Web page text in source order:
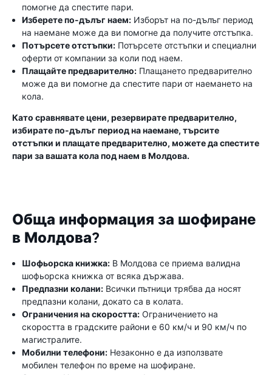
помогне да спестите пари.
Изберете по-дълъг наем: Изборът на по-дълъг период
на наемане може да ви помогне да получите отстъпка.
Потърсете отстъпки: Потърсете отстъпки и специални
оферти от компании за коли под наем.
Плащайте предварително: Плащането предварително
може да ви помогне да спестите пари от наемането на
кола.
Като сравнявате цени, резервирате предварително,
избирате по-дълъг период на наемане, търсите
отстъпки и плащате предварително, можете да спестите
пари за вашата кола под наем в Молдова.
Обща информация за шофиране
в Молдова?
Шофьорска книжка: В Молдова се приема валидна
шофьорска книжка от всяка държава.
Предпазни колани: Всички пътници трябва да носят
предпазни колани, докато са в колата.
Ограничения на скоростта: Ограничението на
скоростта в градските райони е 60 км/ч и 90 км/ч по
магистралите.
Мобилни телефони: Незаконно е да използвате
мобилен телефон по време на шофиране.